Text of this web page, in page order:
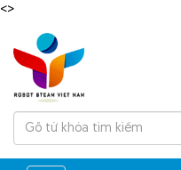
<>
Tìm
kiếm